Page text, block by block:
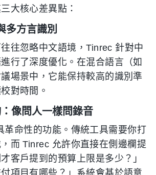
大核心差異點：
多方言識別
往忽略中文語境，Tinrec 針對中
行了深度優化。在混合語言（如
場景中，它能保持較高的識別準
對時間。
像問人一樣問錄音
革命性的功能。傳統工具需要你打
而 Tinrec 允許你直接在側邊欄提
客戶提到的預算上限是多少？」
項目有哪些？」系統會基於語意